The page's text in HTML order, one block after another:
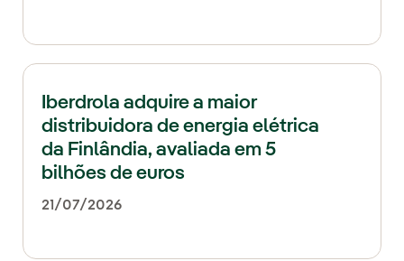
Iberdrola adquire a maior
distribuidora de energia elétrica
da Finlândia, avaliada em 5
bilhões de euros
21/07/2026